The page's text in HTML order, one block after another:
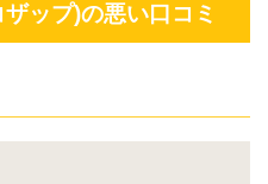
ップ)の悪い口コミ